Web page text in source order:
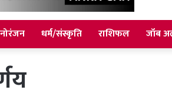
धर्म/संस्कृति राशिफल जॉब